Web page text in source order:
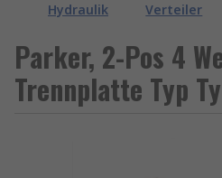
Hydraulik
Verteiler
Parker, 2-Pos 4
Trennplatte Typ